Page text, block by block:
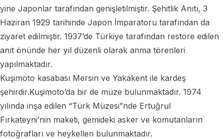
yine Japonlar tarafından genişletilmiştir. Şehitlik Anıtı, 3
Haziran 1929 tarihinde Japon İmparatoru tarafından da
ziyaret edilmiştir. 1937’de Türkiye tarafından restore edilen
anıt önünde her yıl düzenli olarak anma törenleri
yapılmaktadır.
Kuşimoto kasabası Mersin ve Yakakent ile kardeş
şehirdir.Kuşimoto’da bir de müze bulunmaktadır. 1974
yılında inşa edilen “Türk Müzesi”nde Ertuğrul
Fırkateyni’nin maketi, gemideki asker ve komutanların
fotoğrafları ve heykelleri bulunmaktadır.